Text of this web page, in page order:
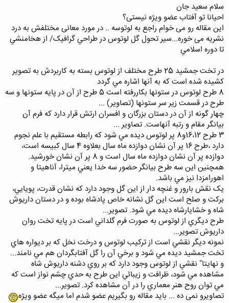
سلام سعید جان
احیانا تو آفتاب عضو ویژه نیستی؟
این مقاله رو می خوام راجع به لوتوسه .. در مورد معانی مختلفش به درد
نشریه می خوره...سير تحول گل لوتوس در طراحي گرافيک/ از هخامنشي
تا دوره اسلامي
در تخت جمشيد 25 طرح مختلف از لوتوس بسته به کاربردش به تصوير
کشيده شده است که به آنها اشاره مي گردد
8 طرح لوتوس در ستونها بکاررفته است 5 طرح از آن در پايه ستونها و سه
طرح در قسمت زير سر ستونها (تصاوير) ...
چهار گونه از آن در دستان بزرگان و افسران ارتش قرار دارد که فرم آن
بيانگر مقام و رتبه آنهاست. تصاوير ...
3 طرح 16،12و8 پر لوتوس ديده مي شود که رابطه مستقيم با علم نجوم
دارد ،طرح 16 پر آن نشان دوازده ماه سال بعلاوه 4 سال کبيسه است،
دوازده پر آن نشان دوازده ماه سال است و 8 پر آن نشان خورشيد.
همچنين اين سه طرح بيانگر حضور سه خدا يعني ميترا، آناهيتا و
اهورامزدا نيز مي باشد.
يک نقش بارور و غنچه دار از اين گل وجود دارد که نشان قدرت، پويايي،
برکت و صلح است اين گل نشانه خاص پادشاه بوده و در دستان داريوش
شاه و خشايارشاه ديده مي شود. تصوير...
طرح ديگري از لوتوس به صورت فرم گلداني است در پايه تخت روان
داريوش تصوير...
نمونه ديگر نقشي است از ترکيب لوتوس و درخت نخل که بر ديواره هاي
تخت جمشيد ديده مي شود و برخي آن را گل آفتابگردان هم مي نامند...
و نهايتا" نقشي از لوتوس وجود دارد که بر روي دشنه داريوش شاه
مشاهده مي شود، ظرافت و زيبائي اين طرح به حدي چشم نواز است که
مي توان روح هنر معماري را در آن مشاهده کرد. تصوير...
تصاویرو نمی ده ... باید مقاله رو بگیریم عضو شدم اما میگه عضو ویژه